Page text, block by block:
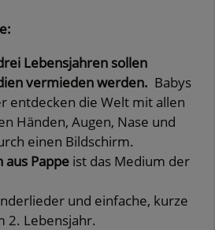
Lebensjahren sollen
vermieden werden. Babys
entdecken die Welt mit allen
Händen, Augen, Nase und
einen Bildschirm.
aus Pappe ist das Medium der
und einfache, kurze
2. Lebensjahr.